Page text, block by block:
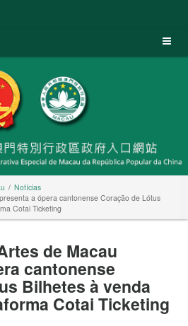
Notícias
a ópera cantonense Coração de Lótus
Cotai Ticketing
de Macau
cantonense
Bilhetes à venda
Cotai Ticketing